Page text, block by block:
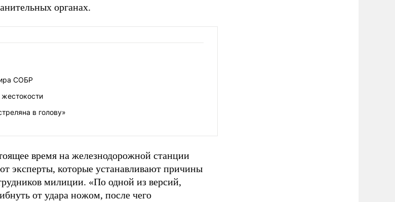
органах.
СОБР
в голову»
время на железнодорожной станции
эксперты, которые устанавливают причины
милиции. «По одной из версий,
от удара ножом, после чего